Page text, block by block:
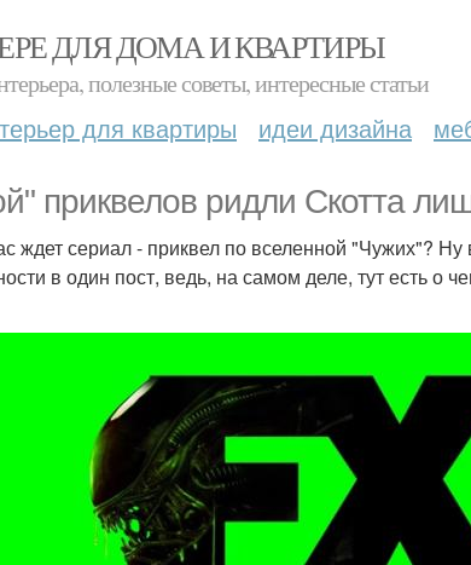
ДЛЯ ДОМА И КВАРТИРЫ
полезные советы, интересные статьи
для квартиры идеи дизайна
приквелов ридли Скотта
ждет сериал - приквел по вселенной "Чужих"?
в один пост, ведь, на самом деле, тут есть о